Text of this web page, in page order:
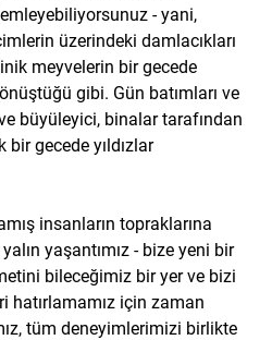
- yani,
üzerindeki damlacıkları
meyvelerin bir gecede
gibi. Gün batımları ve
büyüleyici, binalar tarafından
bir gecede yıldızlar
insanların topraklarına
yaşantımız - bize yeni bir
bileceğimiz bir yer ve bizi
hatırlamamız için zaman
tüm deneyimlerimizi birlikte